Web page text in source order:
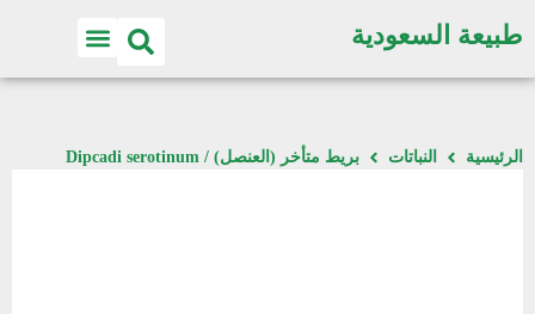
طبيعة السعودية
الرئيسية النباتات بريط متأخر (العنصل) / Dipcadi serotinum